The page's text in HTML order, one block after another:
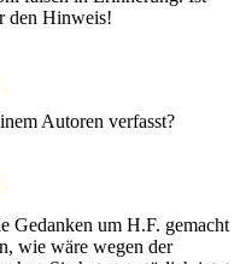
den Hinweis!
Autoren verfasst?
Gedanken um H.F. gemacht
wie wäre wegen der